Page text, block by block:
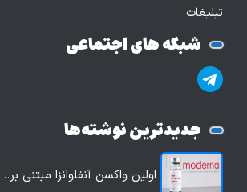
تبلیغات
شبکه های اجتماعی
جدیدترین نوشته‌ها
اولین واکسن آنفلوانزا مبتنی بر…